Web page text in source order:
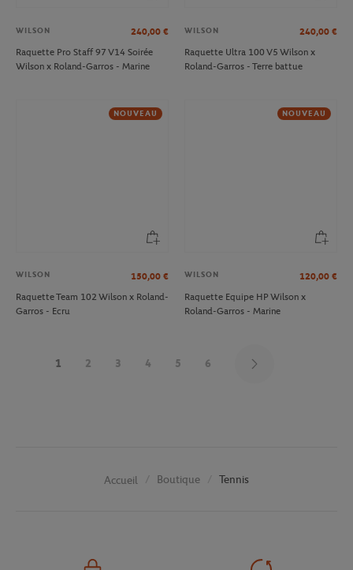
WILSON 240,00 €
Raquette Pro Staff 97 V14 Soirée
Wilson x Roland-Garros - Marine
WILSON 240,00 €
Raquette Ultra 100 V5 Wilson x
Roland-Garros - Terre battue
NOUVEAU
WILSON 150,00 €
Raquette Team 102 Wilson x Roland-
Garros - Ecru
NOUVEAU
WILSON 120,00 €
Raquette Equipe HP Wilson x
Roland-Garros - Marine
1 2 3 4 5 6
Accueil Boutique Tennis